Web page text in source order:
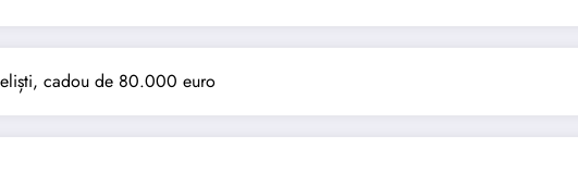
cadou de 80.000 euro